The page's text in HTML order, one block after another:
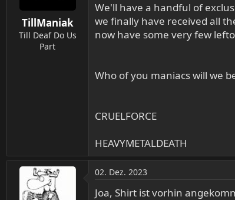
n
e
n
TillManiak
Till Deaf Do Us
Part
We'll have a handful of
we finally have received all
now have some very few
Who of you maniacs will we
CRUELFORCE
HEAVYMETALDEATH
02. Dez. 2023
Joa, Shirt ist vorhin